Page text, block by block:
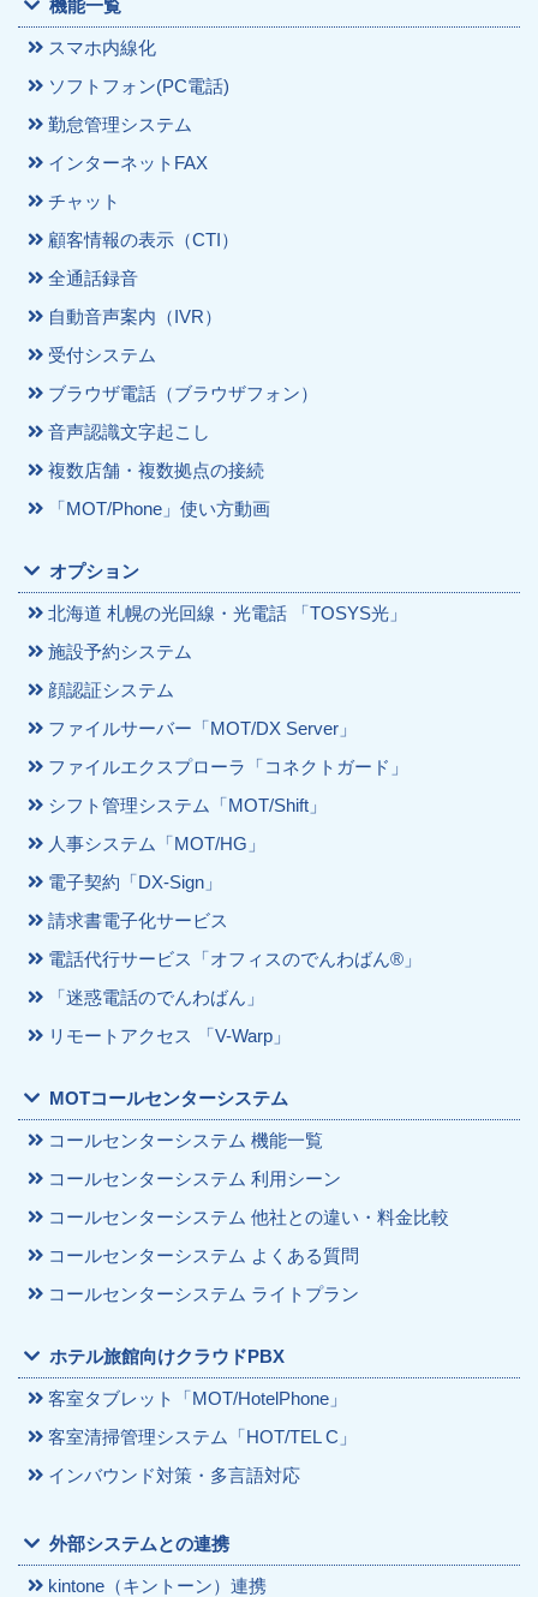
機能一覧
スマホ内線化
ソフトフォン(PC電話)
勤怠管理システム
インターネットFAX
チャット
顧客情報の表示（CTI）
全通話録音
自動音声案内（IVR）
受付システム
ブラウザ電話（ブラウザフォン）
音声認識文字起こし
複数店舗・複数拠点の接続
「MOT/Phone」使い方動画
オプション
北海道 札幌の光回線・光電話 「TOSYS光」
施設予約システム
顔認証システム
ファイルサーバー「MOT/DX Server」
ファイルエクスプローラ「コネクトガード」
シフト管理システム「MOT/Shift」
人事システム「MOT/HG」
電子契約「DX-Sign」
請求書電子化サービス
電話代行サービス「オフィスのでんわばん®」
「迷惑電話のでんわばん」
リモートアクセス 「V-Warp」
MOTコールセンターシステム
コールセンターシステム 機能一覧
コールセンターシステム 利用シーン
コールセンターシステム 他社との違い・料金比較
コールセンターシステム よくある質問
コールセンターシステム ライトプラン
ホテル旅館向けクラウドPBX
客室タブレット「MOT/HotelPhone」
客室清掃管理システム「HOT/TEL C」
インバウンド対策・多言語対応
外部システムとの連携
kintone（キントーン）連携